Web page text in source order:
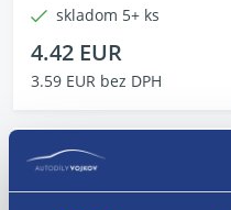
skladom 5+ ks
4.42 EUR
3.59 EUR bez DPH